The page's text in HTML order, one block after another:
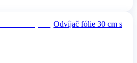
Odvíjač fólie 30 cm s